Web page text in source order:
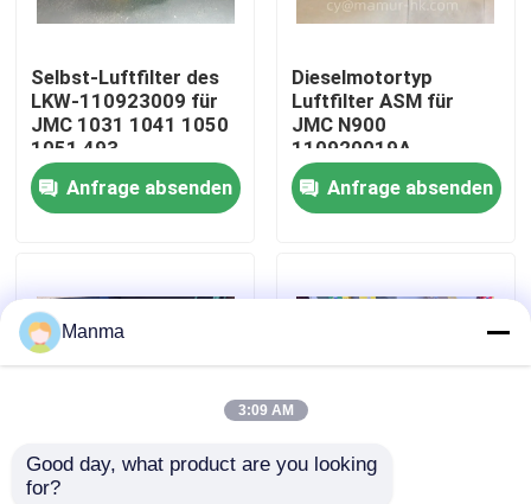
Qualitätskontrolle
Treten Sie mit uns in Verbindung
LKW-Autoteil
Isuzu Engine Parts
Selbst-Luftfilter des
LKW-110923009 für
JMC 1031 1041 1050
1051 493
Anfrage absenden
Dieselmotortyp
Luftfilter ASM für
JMC N900
110920019A
Anfrage absenden
Einfach zu
Manma
3:09 AM
Good day, what product are you looking
for?